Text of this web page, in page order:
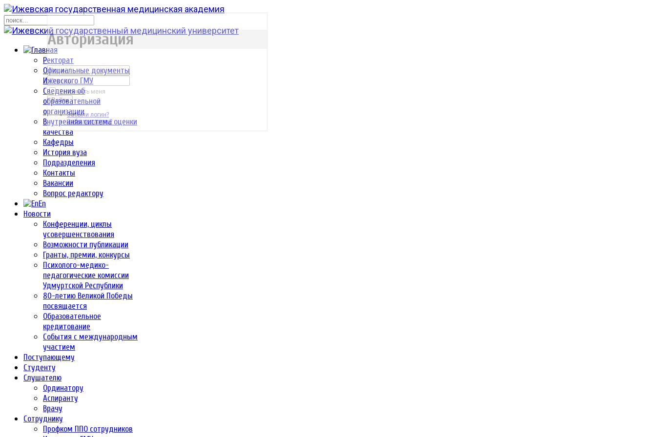
Ректорат
Официальные документы
Ижевского ГМУ
Сведения об
образовательной
организации
Внутренняя система оценки
качества
Кафедры
История вуза
Подразделения
Контакты
Вакансии
Вопрос редактору
En
Новости
Конференции, циклы
усовершенствования
Возможности публикации
Гранты, премии, конкурсы
Психолого-медико-
педагогические комиссии
Удмуртской Республики
80-летию Великой Победы
посвящается
Образовательное
кредитование
События с международным
участием
Поступающему
Студенту
Слушателю
Ординатору
Аспиранту
Врачу
Сотруднику
Профком ППО сотрудников
р
Авторизация
Запомнить меня
Войти
Забыли логин?
Забыли пароль?